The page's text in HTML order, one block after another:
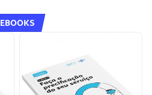
EBOOKS